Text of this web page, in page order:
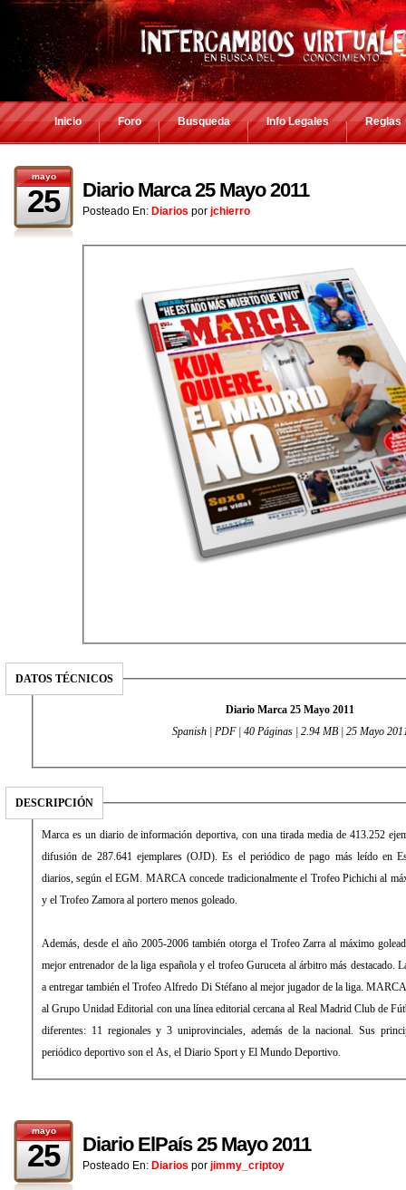
Inicio Foro Busqueda Info Legales Reglas
mayo
25 Diario Marca 25 Mayo 2011
Posteado En: Diarios por jchierro
DATOS TÉCNICOS
Diario Marca 25 Mayo 2011
Spanish | PDF | 40 Páginas | 2.94 MB | 25 Mayo
DESCRIPCIÓN
Marca es un diario de información deportiva, con una tirada media de 413.252
difusión de 287.641 ejemplares (OJD). Es el periódico de pago más leído en
diarios, según el EGM. MARCA concede tradicionalmente el Trofeo Pichichi al
y el Trofeo Zamora al portero menos goleado.
Además, desde el año 2005-2006 también otorga el Trofeo Zarra al máximo
mejor entrenador de la liga española y el trofeo Guruceta al árbitro más destacado.
a entregar también el Trofeo Alfredo Di Stéfano al mejor jugador de la liga.
al Grupo Unidad Editorial con una línea editorial cercana al Real Madrid Club de
diferentes: 11 regionales y 3 uniprovinciales, además de la nacional. Sus
periódico deportivo son el As, el Diario Sport y El Mundo Deportivo.
mayo
25 Diario ElPaís 25 Mayo 2011
Posteado En: Diarios por jimmy_criptoy